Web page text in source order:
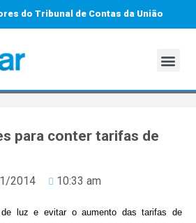
do Tribunal de Contas da União
para conter tarifas de
2014 10:33 am
luz e evitar o aumento das tarifas de